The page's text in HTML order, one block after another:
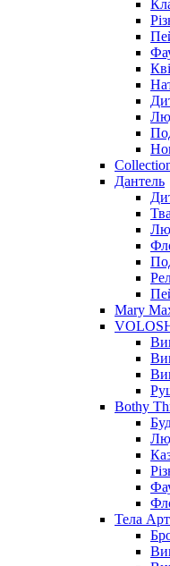
Дантель
Mary
Bothy
Тела